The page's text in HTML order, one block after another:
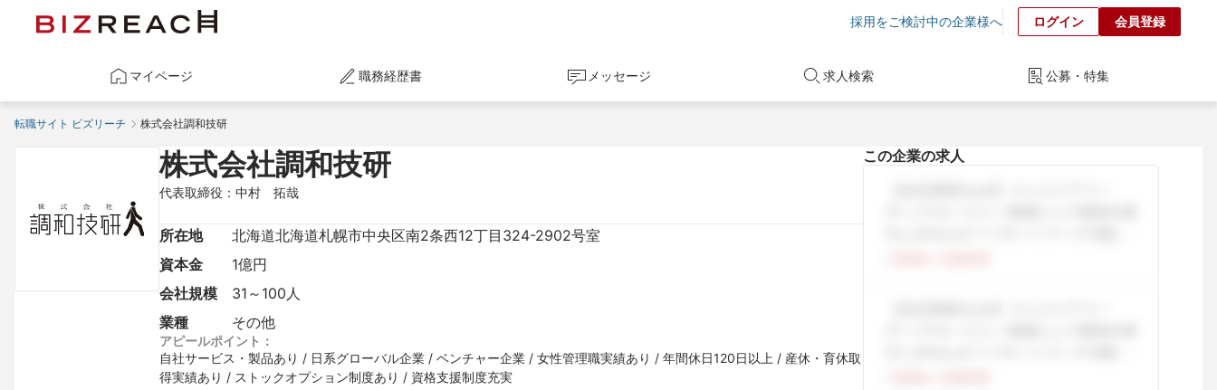
採用をご検討中の企業様へ ログイン 会員登録
マイページ 職務経歴書 メッセージ 求人検索 公募・特集
転職サイト ビズリーチ 株式会社調和技研
株式会社調和技研
代表取締役：中村　拓哉
所在地
北海道北海道札幌市中央区南2条西12丁目324-2902号室
資本金
1億円
会社規模
31～100人
業種
その他
アピールポイント：
自社サービス・製品あり / 日系グローバル企業 / ベンチャー企業 / 女性管理職実績あり / 年間休日120日以上 / 産休・育休取
得実績あり / ストックオプション制度あり / 資格支援制度充実
この企業の求人